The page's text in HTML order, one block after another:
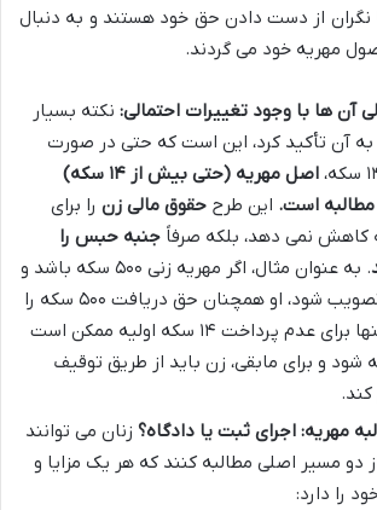
نگران از دست دادن حق خود هستند و به دنبال
مهریه خود می گردند.
آن ها با وجود تغییرات احتمالی: نکته بسیار
آن تأکید کرد، این است که حتی در صورت
اصل مهریه (حتی بیش از ۱۴ سکه)
است. این طرح حقوق مالی زن را برای
کاهش نمی دهد، بلکه صرفاً جنبه حبس را
. به عنوان مثال، اگر مهریه زنی ۵۰۰ سکه باشد و
طرح ۱۴ سکه تصویب شود، او همچنان حق دریافت ۵۰۰ سکه را
دارد، اما مرد تنها برای عدم پرداخت ۱۴ سکه اولیه ممکن است
و برای مابقی، زن باید از طریق توقیف
کند.
مهریه: اجرای ثبت یا دادگاه؟ زنان می توانند
دو مسیر اصلی مطالبه کنند که هر یک مزایا و
را دارد: